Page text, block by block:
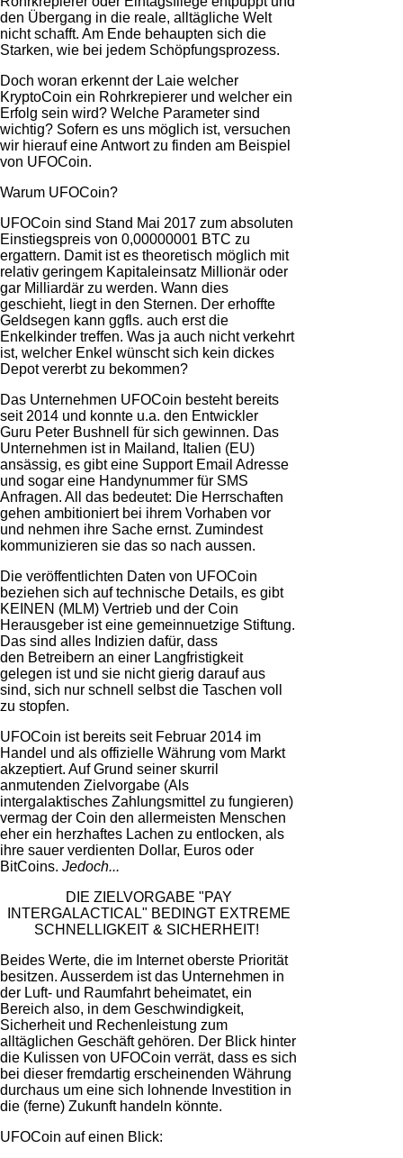
den Übergang in die reale, alltägliche Welt
nicht schafft. Am Ende behaupten sich die
Starken, wie bei jedem Schöpfungsprozess.
Doch woran erkennt der Laie welcher
KryptoCoin ein Rohrkrepierer und welcher ein
Erfolg sein wird? Welche Parameter sind
wichtig? Sofern es uns möglich ist, versuchen
wir hierauf eine Antwort zu finden am Beispiel
von UFOCoin.
Warum UFOCoin?
UFOCoin sind Stand Mai 2017 zum absoluten
Einstiegspreis von 0,00000001 BTC zu
ergattern. Damit ist es theoretisch möglich mit
relativ geringem Kapitaleinsatz Millionär oder
gar Milliardär zu werden. Wann dies
geschieht, liegt in den Sternen. Der erhoffte
Geldsegen kann ggfls. auch erst die
Enkelkinder treffen. Was ja auch nicht verkehrt
ist, welcher Enkel wünscht sich kein dickes
Depot vererbt zu bekommen?
Das Unternehmen UFOCoin besteht bereits
seit 2014 und konnte u.a. den Entwickler
Guru Peter Bushnell für sich gewinnen. Das
Unternehmen ist in Mailand, Italien (EU)
ansässig, es gibt eine Support Email Adresse
und sogar eine Handynummer für SMS
Anfragen. All das bedeutet: Die Herrschaften
gehen ambitioniert bei ihrem Vorhaben vor
und nehmen ihre Sache ernst. Zumindest
kommunizieren sie das so nach aussen.
Die veröffentlichten Daten von UFOCoin
beziehen sich auf technische Details, es gibt
KEINEN (MLM) Vertrieb und der Coin
Herausgeber ist eine gemeinnuetzige Stiftung.
Das sind alles Indizien dafür, dass
den Betreibern an einer Langfristigkeit
gelegen ist und sie nicht gierig darauf aus
sind, sich nur schnell selbst die Taschen voll
zu stopfen.
UFOCoin ist bereits seit Februar 2014 im
Handel und als offizielle Währung vom Markt
akzeptiert. Auf Grund seiner skurril
anmutenden Zielvorgabe (Als
intergalaktisches Zahlungsmittel zu fungieren)
vermag der Coin den allermeisten Menschen
eher ein herzhaftes Lachen zu entlocken, als
ihre sauer verdienten Dollar, Euros oder
BitCoins. Jedoch...
DIE ZIELVORGABE "PAY
INTERGALACTICAL" BEDINGT EXTREME
SCHNELLIGKEIT & SICHERHEIT!
Beides Werte, die im Internet oberste Priorität
besitzen. Ausserdem ist das Unternehmen in
der Luft- und Raumfahrtbeheimatet, ein
Bereich also, in dem Geschwindigkeit,
Sicherheit und Rechenleistung zum
alltäglichen Geschäft gehören. Der Blick hinter
die Kulissen von UFOCoin verrät, dass es sich
bei dieser fremdartig erscheinenden Währung
durchaus um eine sich lohnende Investition in
die (ferne) Zukunft handeln könnte.
UFOCoin auf einen Blick: